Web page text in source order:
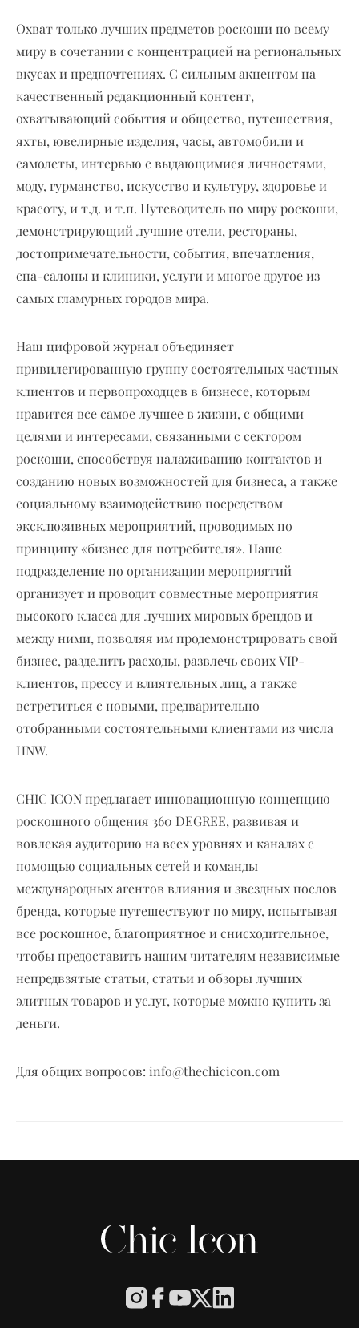
Охват только лучших предметов роскоши по всему
миру в сочетании с концентрацией на региональных
вкусах и предпочтениях. С сильным акцентом на
качественный редакционный контент,
охватывающий события и общество, путешествия,
яхты, ювелирные изделия, часы, автомобили и
самолеты, интервью с выдающимися личностями,
моду, гурманство, искусство и культуру, здоровье и
красоту, и т.д. и т.п. Путеводитель по миру роскоши,
демонстрирующий лучшие отели, рестораны,
достопримечательности, события, впечатления,
спа-салоны и клиники, услуги и многое другое из
самых гламурных городов мира.
Наш цифровой журнал объединяет
привилегированную группу состоятельных частных
клиентов и первопроходцев в бизнесе, которым
нравится все самое лучшее в жизни, с общими
целями и интересами, связанными с сектором
роскоши, способствуя налаживанию контактов и
созданию новых возможностей для бизнеса, а также
социальному взаимодействию посредством
эксклюзивных мероприятий, проводимых по
принципу «бизнес для потребителя». Наше
подразделение по организации мероприятий
организует и проводит совместные мероприятия
высокого класса для лучших мировых брендов и
между ними, позволяя им продемонстрировать свой
бизнес, разделить расходы, развлечь своих VIP-
клиентов, прессу и влиятельных лиц, а также
встретиться с новыми, предварительно
отобранными состоятельными клиентами из числа
HNW.
CHIC ICON предлагает инновационную концепцию
роскошного общения 360 DEGREE, развивая и
вовлекая аудиторию на всех уровнях и каналах с
помощью социальных сетей и команды
международных агентов влияния и звездных послов
бренда, которые путешествуют по миру, испытывая
все роскошное, благоприятное и снисходительное,
чтобы предоставить нашим читателям независимые
непредвзятые статьи, статьи и обзоры лучших
элитных товаров и услуг, которые можно купить за
деньги.
Для общих вопросов: info@thechicicon.com